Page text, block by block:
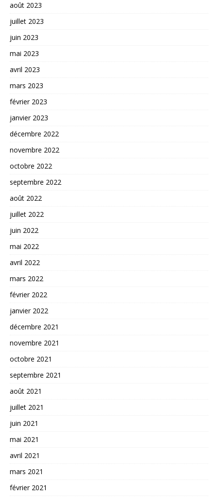
août 2023
juillet 2023
juin 2023
mai 2023
avril 2023
mars 2023
février 2023
janvier 2023
décembre 2022
novembre 2022
octobre 2022
septembre 2022
août 2022
juillet 2022
juin 2022
mai 2022
avril 2022
mars 2022
février 2022
janvier 2022
décembre 2021
novembre 2021
octobre 2021
septembre 2021
août 2021
juillet 2021
juin 2021
mai 2021
avril 2021
mars 2021
février 2021